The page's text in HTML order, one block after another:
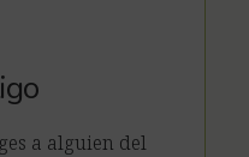
a alguien del